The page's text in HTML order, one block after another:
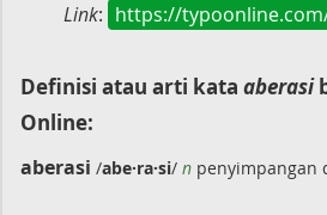
Link: https://
Definisi atau arti kata aberasi
Online:
aberasi /abe·ra·si/ n penyimpangan